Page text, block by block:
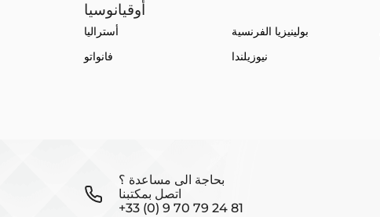
أوقيانوسيا
أستراليا بولينيزيا الفرنسية
فانواتو
نيوزيلندا
بحاجة الى مساعدة ؟
اتصل بمكتبنا
+33 (0) 9 70 79 24 81